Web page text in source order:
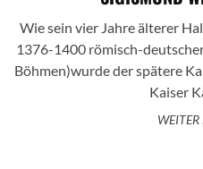
Wie sein vier Jahre älterer
1376-1400 römisch-
Böhmen)wurde der spätere
Kaiser
WEITER